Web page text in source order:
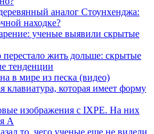
аналог Стоунхенджа:
находке?
ученые выявили скрытые
перестало жить дольше: скрытые
тенденции
в мире из песка (видео)
клавиатура, которая имеет форму
изображения с IXPE. На них
А
то, чего ученые еще не видели